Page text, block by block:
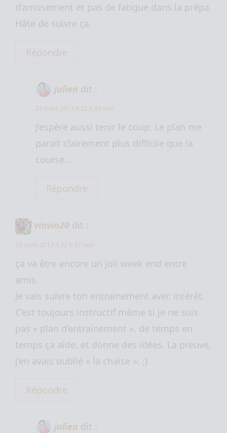
d’amusement et pas de fatigue dans la prépa.
Hâte de suivre ça.
Répondre
julien dit :
23 mars 2013 à 22 h 00 min
J’espère aussi tenir le coup. Le plan me
parait clairement plus difficile que la
course…
Répondre
vinvin20 dit :
23 mars 2013 à 22 h 57 min
ça va être encore un joli week end entre
amis.
Je vais suivre ton entrainement avec intérêt.
C’est toujours instructif même si je ne suis
pas « plan d’entrainement », de temps en
temps ça aide, et donne des idées. La preuve,
j’en avais oublié « la chaise ». ;)
Répondre
julien dit :